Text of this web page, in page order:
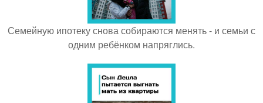
Семейную ипотеку снова собираются менять - и семьи с
одним ребёнком напряглись.